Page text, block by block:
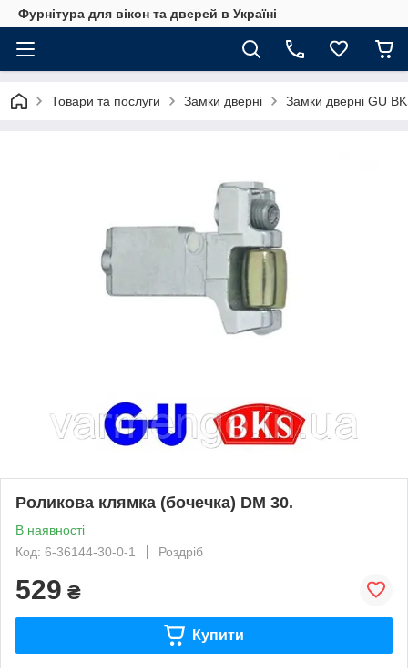
Фурнітура для вікон та дверей в Україні
Товари та послуги Замки дверні Замки дверні GU
Роликова клямка (бочечка) DM 30.
В наявності
Код: 6-36144-30-0-1
Роздріб
529 ₴
Купити